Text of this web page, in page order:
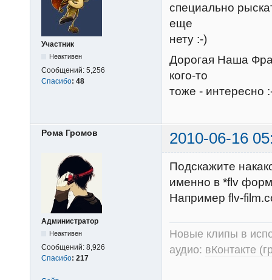
Участник
Неактивен
Сообщений: 5,256
Спасибо: 48
специально
еще
нету :-)
Дорогая Наша
кого-то
тоже - интересно
Рома Громов 2010-06-16
Администратор
Неактивен
Сообщений: 8,926
Спасибо: 217
Подскажите
именно в *flv
Например flv-
Новые клипы в
аудио: вКонтакте